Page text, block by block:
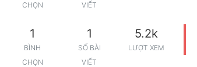
CHỌN
VIẾT
1
BÌNH
CHỌN
1
SỐ BÀI
VIẾT
5.2k
LƯỢT XEM